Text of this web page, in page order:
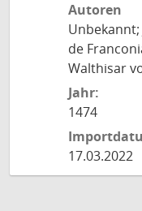
Autoren
de
Walthisar
Jahr:
1474
17.03.2022